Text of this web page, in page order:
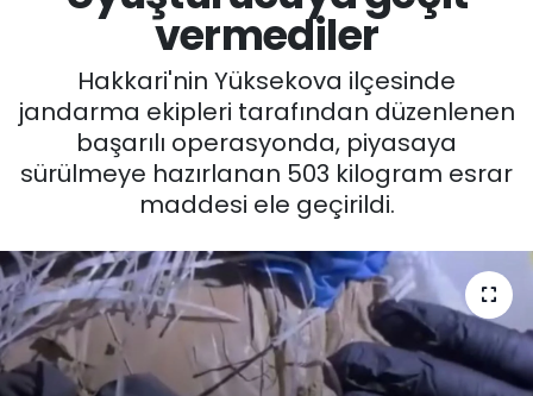
vermediler
Hakkari'nin Yüksekova ilçesinde
jandarma ekipleri tarafından düzenlenen
başarılı operasyonda, piyasaya
sürülmeye hazırlanan 503 kilogram esrar
maddesi ele geçirildi.
SİYASET
EĞİTİM
MAGAZİN
SAĞLIK
SPOR
Süper Lig Puan Durumu ve Fikstür
Tüm Manşetler
Son Dakika Haberleri
Haber Arşivi